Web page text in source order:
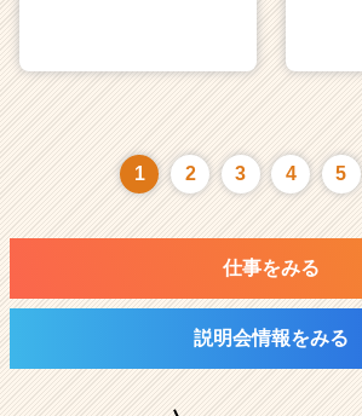
1 2 3 4 5
仕事をみる
説明会情報をみる